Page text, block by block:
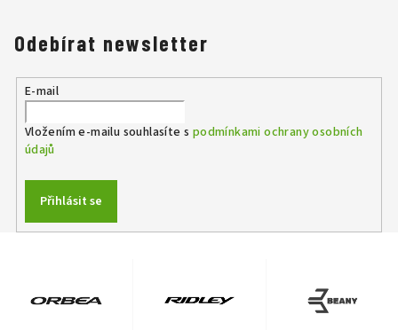
Odebírat newsletter
E-mail
Vložením e-mailu souhlasíte s podmínkami ochrany osobních
údajů
Přihlásit se